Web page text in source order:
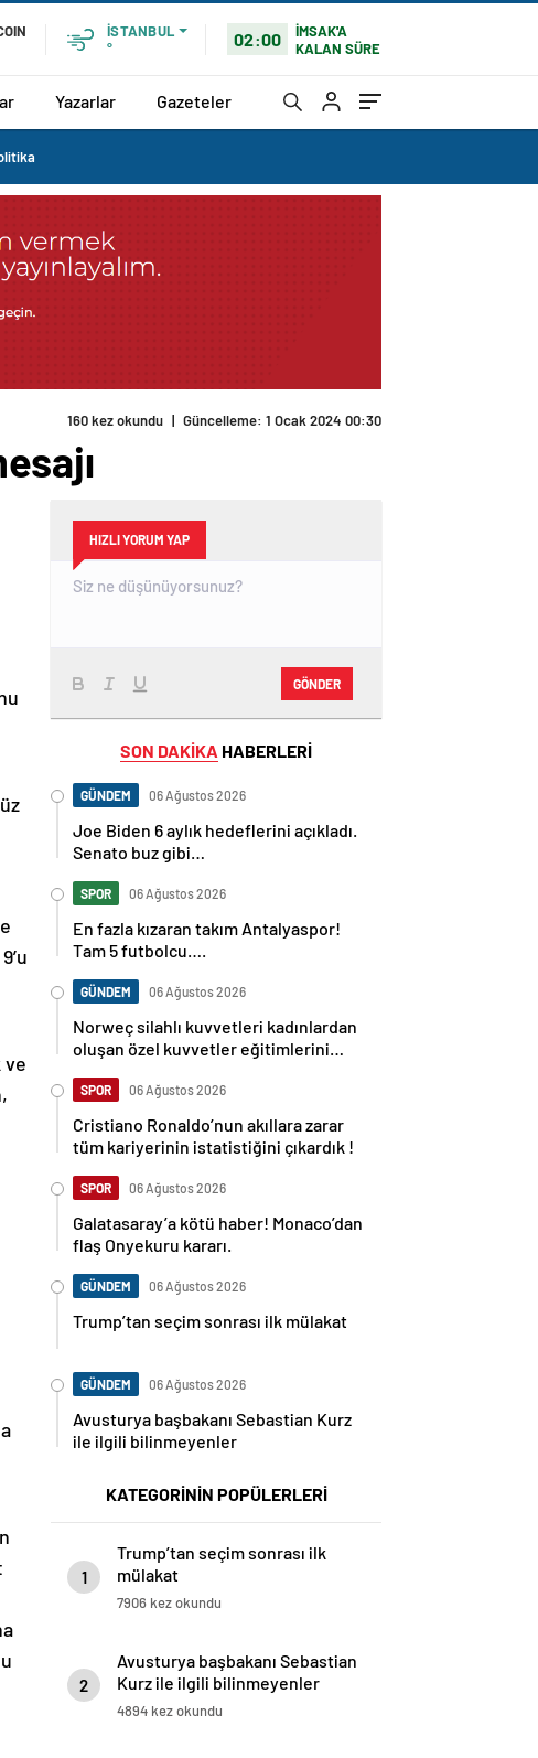
İSTANBUL
°
02:00
İMSAK'A
KALAN SÜRE
Yazarlar Gazeteler
160 kez okundu | Güncelleme: 1 Ocak 2024 00:30
ve
HIZLI YORUM YAP
GÖNDER
SON DAKİKA HABERLERİ
GÜNDEM 06 Ağustos 2026
Joe Biden 6 aylık hedeflerini açıkladı.
Senato buz gibi…
SPOR 06 Ağustos 2026
En fazla kızaran takım Antalyaspor!
Tam 5 futbolcu….
GÜNDEM 06 Ağustos 2026
Norweç silahlı kuvvetleri kadınlardan
oluşan özel kuvvetler eğitimlerini
SPOR 06 Ağustos 2026
Cristiano Ronaldo’nun akıllara zarar
tüm kariyerinin istatistiğini çıkardık !
SPOR 06 Ağustos 2026
Galatasaray’a kötü haber! Monaco’dan
flaş Onyekuru kararı.
GÜNDEM 06 Ağustos 2026
Trump’tan seçim sonrası ilk mülakat
GÜNDEM 06 Ağustos 2026
Avusturya başbakanı Sebastian Kurz
ile ilgili bilinmeyenler
KATEGORİNİN POPÜLERLERİ
1
Trump’tan seçim sonrası ilk
mülakat
7906 kez okundu
2
Avusturya başbakanı Sebastian
Kurz ile ilgili bilinmeyenler
4894 kez okundu